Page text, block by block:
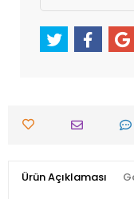
Ürün Açıklaması